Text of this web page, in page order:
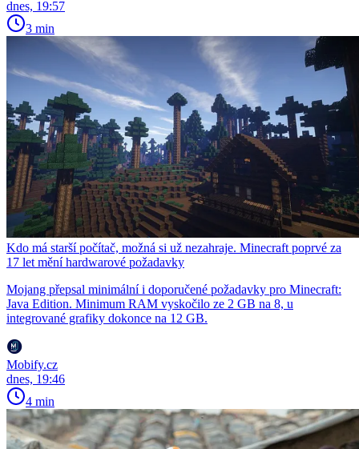
dnes, 19:57
3 min
Kdo má starší počítač, možná si už nezahraje. Minecraft poprvé za
17 let mění hardwarové požadavky
Mojang přepsal minimální i doporučené požadavky pro Minecraft:
Java Edition. Minimum RAM vyskočilo ze 2 GB na 8, u
integrované grafiky dokonce na 12 GB.
Mobify.cz
dnes, 19:46
4 min